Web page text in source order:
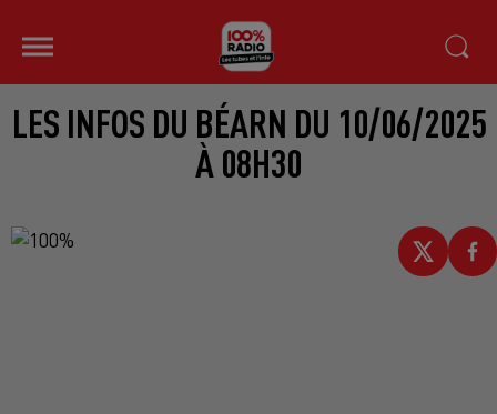
LES INFOS DU BÉARN DU 10/06/2025
À 08H30